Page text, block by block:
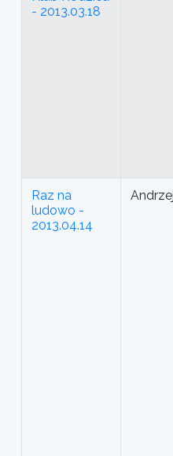
- 2013.03.18
Raz na
ludowo -
2013.04.14